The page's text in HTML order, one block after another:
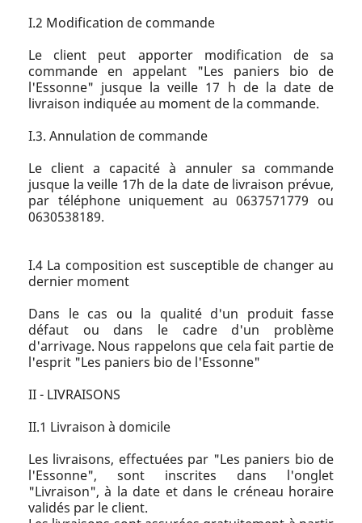
I.2 Modification de commande
Le client peut apporter modification de sa
commande en appelant "Les paniers bio de
l'Essonne" jusque la veille 17 h de la date de
livraison indiquée au moment de la commande.
I.3. Annulation de commande
Le client a capacité à annuler sa commande
jusque la veille 17h de la date de livraison prévue,
par téléphone uniquement au 0637571779 ou
0630538189.
I.4 La composition est susceptible de changer au
dernier moment
Dans le cas ou la qualité d'un produit fasse
défaut ou dans le cadre d'un problème
d'arrivage. Nous rappelons que cela fait partie de
l'esprit "Les paniers bio de l'Essonne"
II - LIVRAISONS
II.1 Livraison à domicile
Les livraisons, effectuées par "Les paniers bio de
l'Essonne", sont inscrites dans l'onglet
"Livraison", à la date et dans le créneau horaire
validés par le client.